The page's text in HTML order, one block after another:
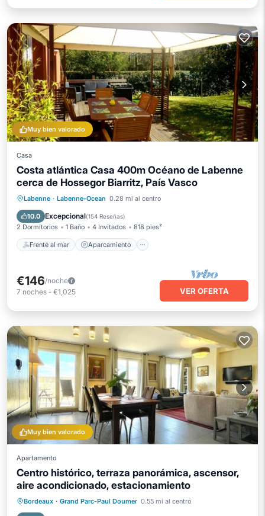
Muy bien valorado
Casa
Costa atlántica Casa 400m Océano de Labenne
cerca de Hossegor Biarritz, País Vasco
Labenne · Labenne-Ocean 0.28 mi al centro
10.0 Excepcional(154 Reseñas)
2 Dormitorios 1 Baño 4 Invitados 818 pies²
Frente al mar Aparcamiento
Frente al mar
Aparcamiento
Vista al mar
Balcón/Terraza
€146/noche
7 noches - €1,025 VER OFERTA
Muy bien valorado
Apartamento
Centro histórico, terraza panorámica, ascensor,
aire acondicionado, estacionamiento
Bordeaux · Grand Parc-Paul Doumer 0.55 mi al centro
Aparcamiento
Balcón/Terraza